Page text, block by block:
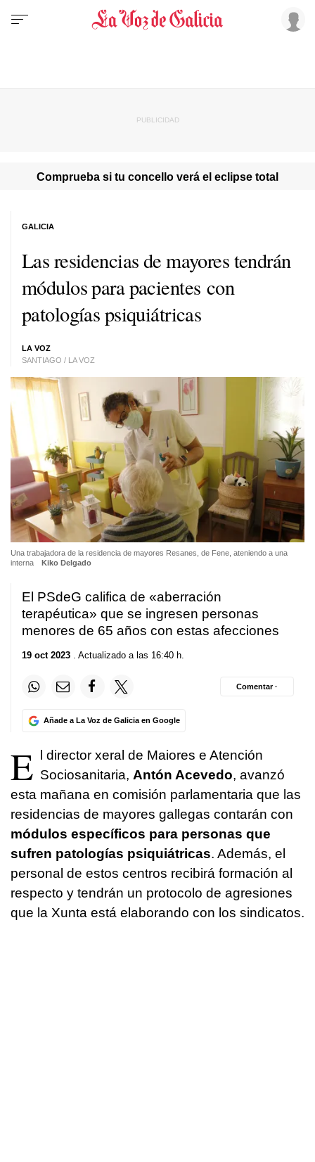
Comprueba si tu concello verá el eclipse total
Las residencias de mayores tendrán
módulos para pacientes con
patologías psiquiátricas
LA VOZ
SANTIAGO / LA VOZ
GALICIA
Una trabajadora de la residencia de mayores Resanes, de Fene, ateniendo a una
interna
Kiko Delgado
El PSdeG califica de «aberración
terapéutica» que se ingresen personas
menores de 65 años con estas afecciones
19 oct 2023 . Actualizado a las 16:40 h.
Añade a La Voz de Galicia en Google
Comentar ·
E
l director xeral de Maiores e Atención
Sociosanitaria, Antón Acevedo, avanzó
esta mañana en comisión parlamentaria que las
residencias de mayores gallegas contarán con
módulos específicos para personas que
sufren patologías psiquiátricas. Además, el
personal de estos centros recibirá formación al
respecto y tendrán un protocolo de agresiones
que la Xunta está elaborando con los sindicatos.